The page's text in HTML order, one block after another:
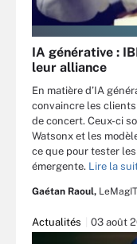
IA générative :
leur alliance
En matière d’IA
convaincre les
de concert. Ceux-ci
Watsonx et les
ce que pour tester
émergente. Lire la
Gaétan Raoul, LeMagIT
Actualités 03 août